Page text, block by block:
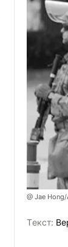
@ Jae
Tекст: